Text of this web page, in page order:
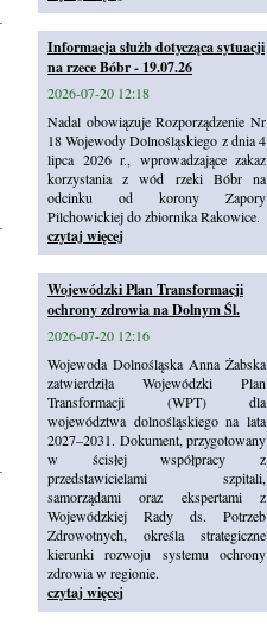
Informacja służb dotycząca sytuacji
na rzece Bóbr - 19.07.26
2026-07-20 12:18
Nadal obowiązuje Rozporządzenie Nr
18 Wojewody Dolnośląskiego z dnia 4
lipca 2026 r., wprowadzające zakaz
korzystania z wód rzeki Bóbr na
odcinku od korony Zapory
Pilchowickiej do zbiornika Rakowice.
czytaj więcej
Wojewódzki Plan Transformacji
ochrony zdrowia na Dolnym Śl.
2026-07-20 12:16
Wojewoda Dolnośląska Anna Żabska
zatwierdziła Wojewódzki Plan
Transformacji (WPT) dla
województwa dolnośląskiego na lata
2027–2031. Dokument, przygotowany
w ścisłej współpracy z
przedstawicielami szpitali,
samorządami oraz ekspertami z
Wojewódzkiej Rady ds. Potrzeb
Zdrowotnych, określa strategiczne
kierunki rozwoju systemu ochrony
zdrowia w regionie.
czytaj więcej